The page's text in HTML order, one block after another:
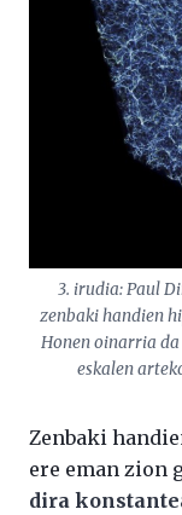
3. irudia: Paul
zenbaki handien
Honen oinarria
eskalen
Zenbaki
ere eman zion
dira